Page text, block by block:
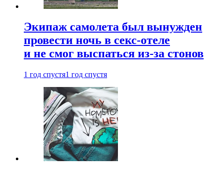
Экипаж самолета был вынужден
провести ночь в секс-отеле
и не смог выспаться из-за стонов
1 год спустя1 год спустя